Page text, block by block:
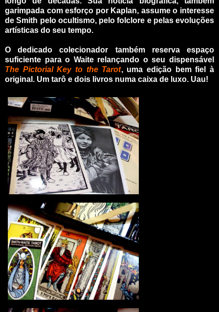
garimpada com esforço por Kaplan, assume o interesse
de Smith pelo ocultismo, pelo folclore e pelas evoluções
artísticas do seu tempo.
O dedicado colecionador também reserva espaço
suficiente para o Waite relançando o seu dispensável
The Pictorial Key to the Tarot, uma edição bem fiel à
original. Um tarô e dois livros numa caixa de luxo. Uau!